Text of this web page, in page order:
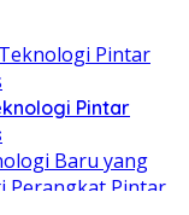
Pintar